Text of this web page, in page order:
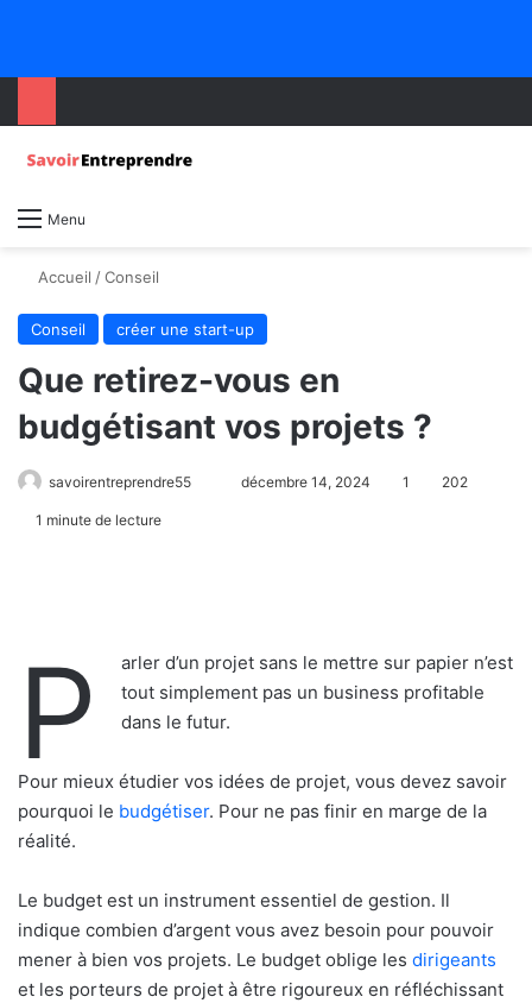
Menu
Accueil /Conseil
Conseil créer une start-up
Que retirez-vous en
budgétisant vos projets ?
savoirentreprendre55 décembre 14, 2024 1 202
1 minute de lecture
P
arler d’un projet sans le mettre sur papier n’est
tout simplement pas un business profitable
dans le futur.
Pour mieux étudier vos idées de projet, vous devez savoir
pourquoi le budgétiser. Pour ne pas finir en marge de la
réalité.
Le budget est un instrument essentiel de gestion. Il
indique combien d’argent vous avez besoin pour pouvoir
mener à bien vos projets. Le budget oblige les dirigeants
et les porteurs de projet à être rigoureux en réfléchissant